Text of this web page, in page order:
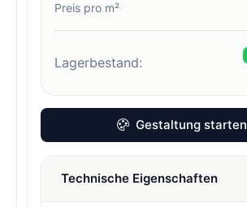
Preis pro m²
Lagerbestand:
Gestaltung starten
Technische Eigenschaften